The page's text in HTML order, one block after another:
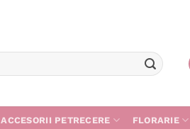
ACCESORII PETRECERE FLORARIE